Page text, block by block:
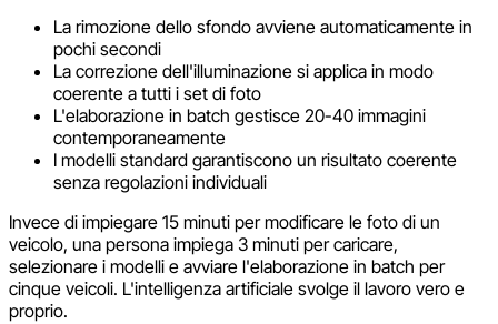
La rimozione dello sfondo avviene automaticamente in
pochi secondi
La correzione dell'illuminazione si applica in modo
coerente a tutti i set di foto
L'elaborazione in batch gestisce 20-40 immagini
contemporaneamente
I modelli standard garantiscono un risultato coerente
senza regolazioni individuali
Invece di impiegare 15 minuti per modificare le foto di un
veicolo, una persona impiega 3 minuti per caricare,
selezionare i modelli e avviare l'elaborazione in batch per
cinque veicoli. L'intelligenza artificiale svolge il lavoro vero e
proprio.